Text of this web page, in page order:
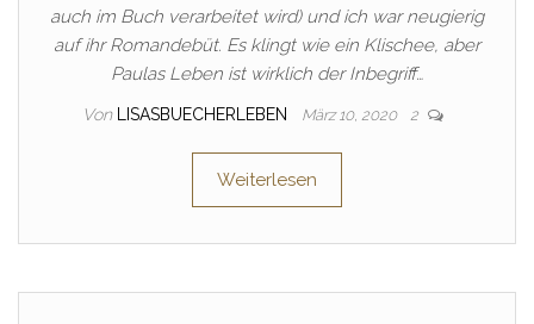
auch im Buch verarbeitet wird) und ich war neugierig
auf ihr Romandebüt. Es klingt wie ein Klischee, aber
Paulas Leben ist wirklich der Inbegriff…
Von LISASBUECHERLEBEN März 10, 2020 2
Weiterlesen